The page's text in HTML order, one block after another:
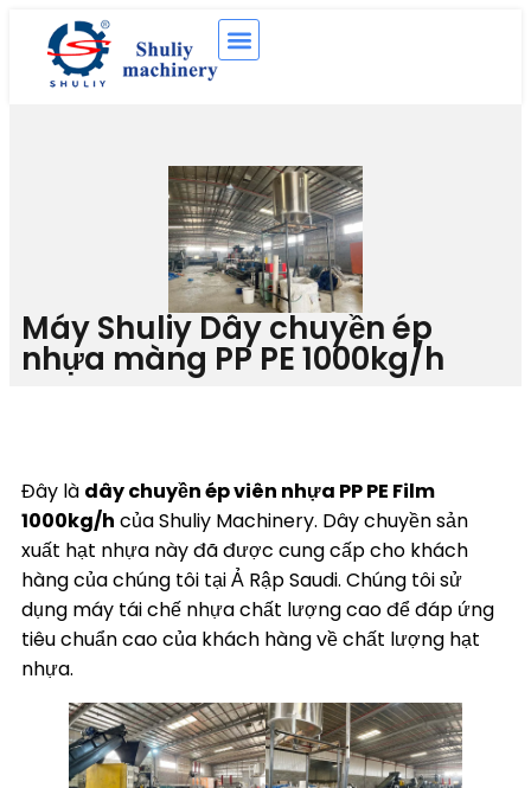
Máy Shuliy Dây chuyền ép
nhựa màng PP PE 1000kg/h
Đây là dây chuyền ép viên nhựa PP PE Film
1000kg/h của Shuliy Machinery. Dây chuyền sản
xuất hạt nhựa này đã được cung cấp cho khách
hàng của chúng tôi tại Ả Rập Saudi. Chúng tôi sử
dụng máy tái chế nhựa chất lượng cao để đáp ứng
tiêu chuẩn cao của khách hàng về chất lượng hạt
nhựa.